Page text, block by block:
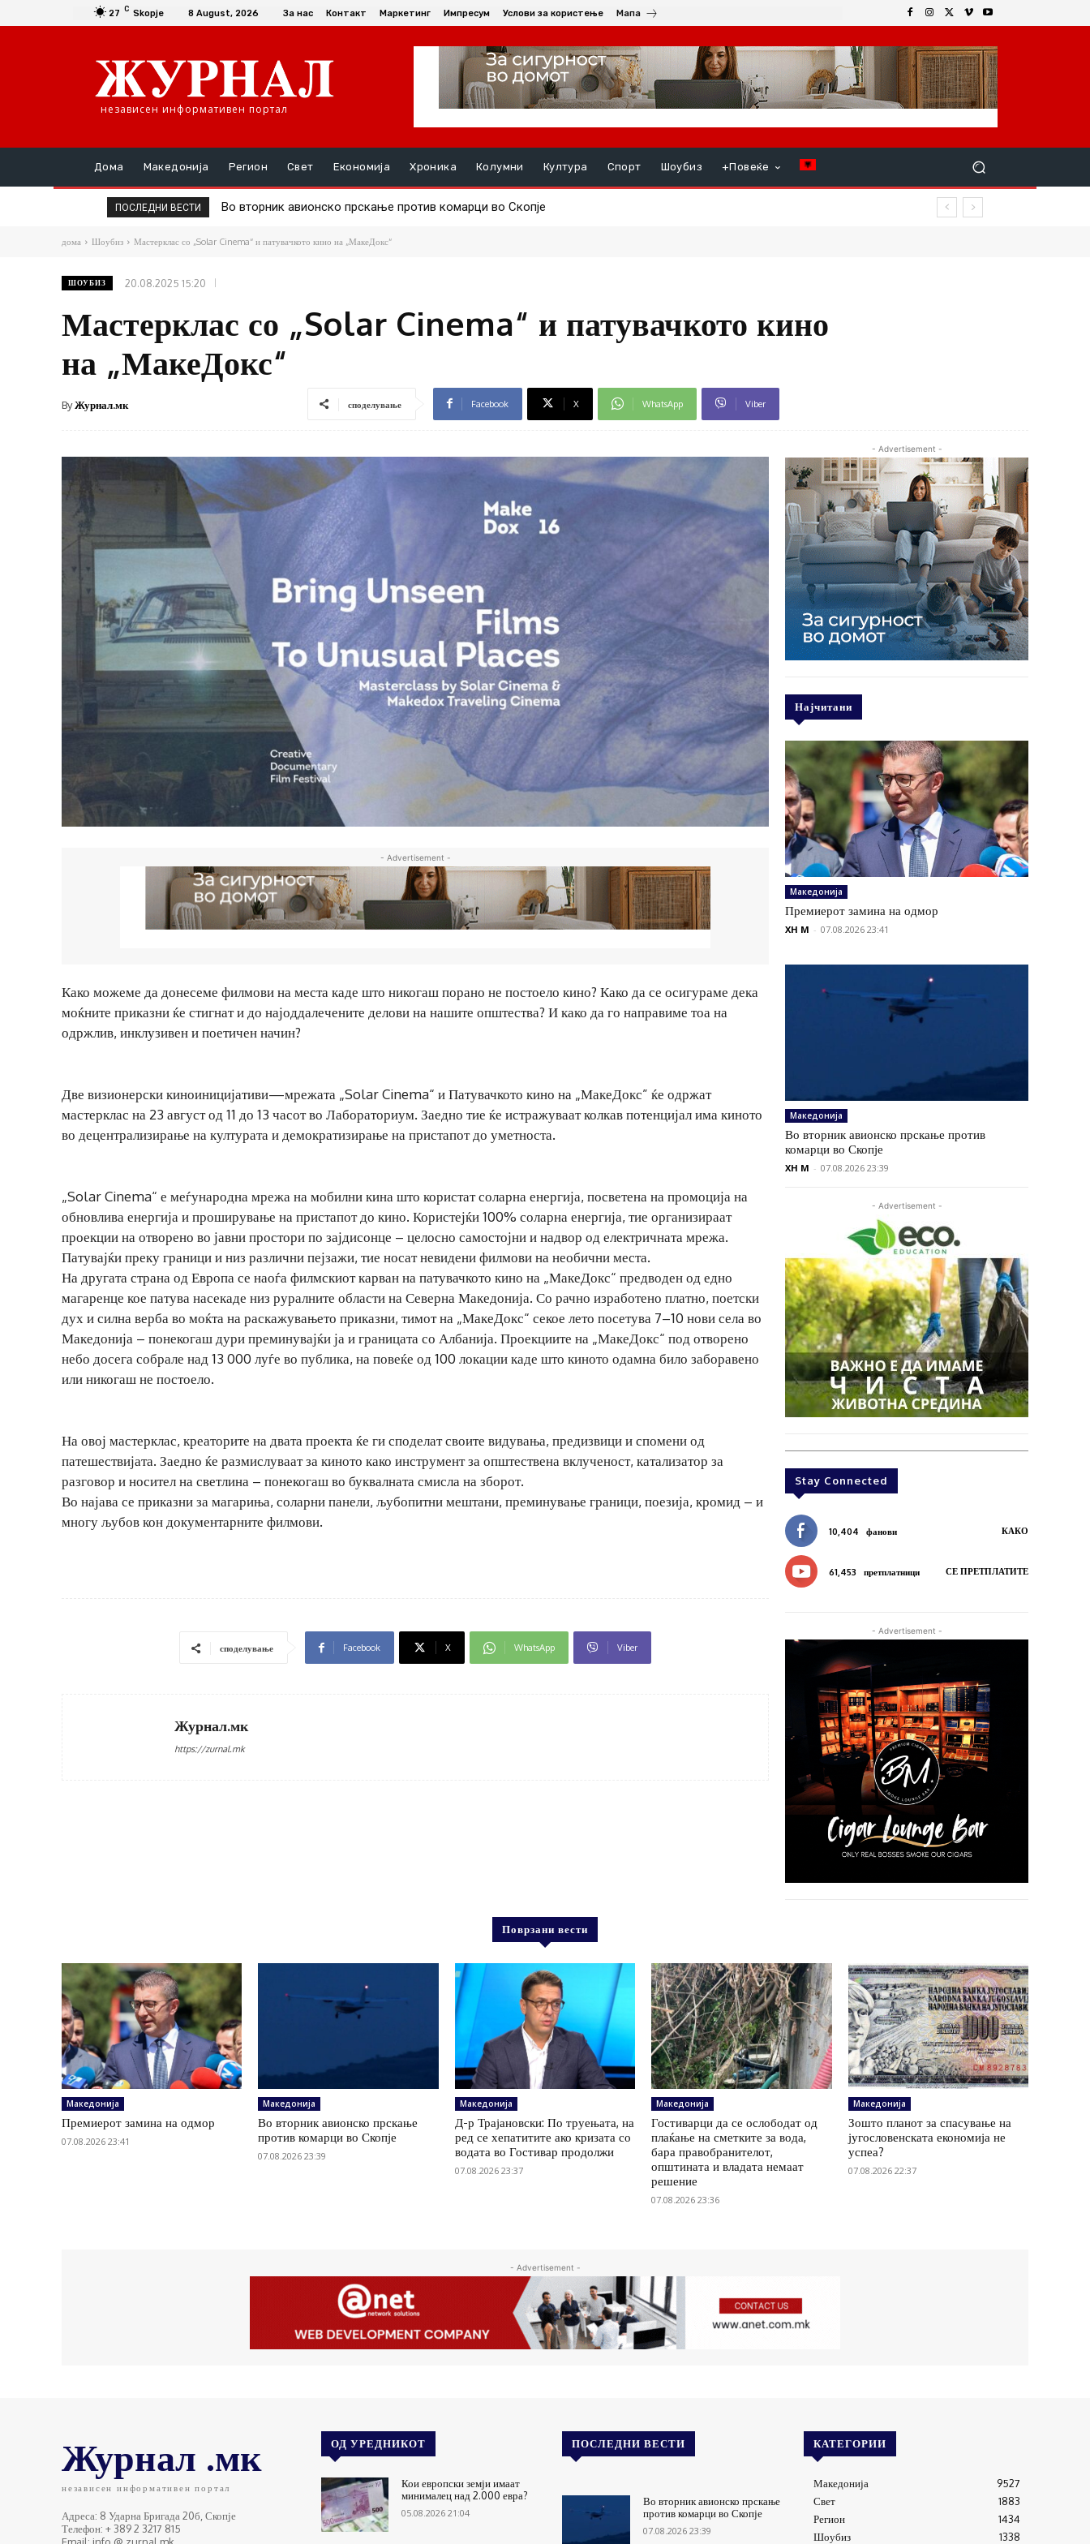
27 C Skopje 8 August, 2026 За нас Контакт Маркетинг Импресум Услови за користење Мапа
независен информативен портал
Дома Македонија Регион Свет Економија Хроника Колумни Култура Спорт Шоубиз +Повеќе
ПОСЛЕДНИ ВЕСТИ Во вторник авионско прскање против комарци во Скопје
Д-р Трајановски: По труењата, на ред се хепатитите ако кризата со водата во Гостивар продолжи
дома Шоубиз Мастерклас со „Solar Cinema“ и патувачкото кино на „МакеДокс“
ШОУБИЗ 20.08.2025 15:20
Мастерклас со „Solar Cinema“ и патувачкото кино
на „МакеДокс“
ByЖурнал.мк споделување Facebook X WhatsApp Viber
- Advertisement -
Како можеме да донесеме филмови на места каде што никогаш порано не постоело кино? Како да се осигураме дека
моќните приказни ќе стигнат и до најоддалечените делови на нашите општества? И како да го направиме тоа на
одржлив, инклузивен и поетичен начин?
Две визионерски киноиницијативи—мрежата „Solar Cinema“ и Патувачкото кино на „МакеДокс” ќе одржат
мастерклас на 23 август од 11 до 13 часот во Лабораториум. Заедно тие ќе истражуваат колкав потенцијал има киното
во децентрализирање на културата и демократизирање на пристапот до уметноста.
„Solar Cinema“ е меѓународна мрежа на мобилни кина што користат соларна енергија, посветена на промоција на
обновлива енергија и проширување на пристапот до кино. Користејќи 100% соларна енергија, тие организираат
проекции на отворено во јавни простори по зајдисонце – целосно самостојни и надвор од електричната мрежа.
Патувајќи преку граници и низ различни пејзажи, тие носат невидени филмови на необични места.
На другата страна од Европа се наоѓа филмскиот карван на патувачкото кино на „МакеДокс“ предводен од едно
магаренце кое патува насекаде низ руралните области на Северна Македонија. Со рачно изработено платно, поетски
дух и силна верба во моќта на раскажувањето приказни, тимот на „МакеДокс“ секое лето посетува 7–10 нови села во
Македонија – понекогаш дури преминувајќи ја и границата со Албанија. Проекциите на „МакеДокс“ под отворено
небо досега собрале над 13 000 луѓе во публика, на повеќе од 100 локации каде што киното одамна било заборавено
или никогаш не постоело.
На овој мастерклас, креаторите на двата проекта ќе ги споделат своите видувања, предизвици и спомени од
патешествијата. Заедно ќе размислуваат за киното како инструмент за општествена вклученост, катализатор за
разговор и носител на светлина – понекогаш во буквалната смисла на зборот.
Во најава се приказни за магариња, соларни панели, љубопитни мештани, преминување граници, поезија, кромид – и
многу љубов кон документарните филмови.
споделување Facebook X WhatsApp Viber
Журнал.мк
https://zurnal.mk
- Advertisement -
Најчитани
Македонија
Премиерот замина на одмор
XH M - 07.08.2026 23:41
Македонија
Во вторник авионско прскање против
комарци во Скопје
XH M - 07.08.2026 23:39
- Advertisement -
Stay Connected
10,404 фанови КАКО
61,453 претплатници СЕ ПРЕТПЛАТИТЕ
- Advertisement -
Поврзани вести
Македонија
Премиерот замина на одмор
07.08.2026 23:41
Македонија
Во вторник авионско прскање
против комарци во Скопје
07.08.2026 23:39
Македонија
Д-р Трајановски: По труењата, на
ред се хепатитите ако кризата со
водата во Гостивар продолжи
07.08.2026 23:37
Македонија
Гостиварци да се ослободат од
плаќање на сметките за вода,
бара правобранителот,
општината и владата немаат
решение
07.08.2026 23:36
Македонија
Зошто планот за спасување на
југословенската економија не
успеа?
07.08.2026 22:37
- Advertisement -
Журнал .мк
независен информативен портал
Адреса: 8 Ударна Бригада 20б, Скопје
Телефон: + 389 2 3217 815
ОД УРЕДНИКОТ
Кои европски земји имаат
минималец над 2.000 евра?
05.08.2026 21:04
ПОСЛЕДНИ ВЕСТИ
Во вторник авионско прскање
против комарци во Скопје
07.08.2026 23:39
КАТЕГОРИИ
Македонија
9527
Свет
1883
Регион
1434
Шоубиз
1338